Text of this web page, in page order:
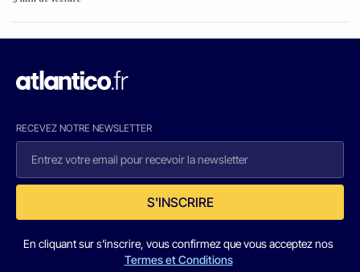
RECEVEZ NOTRE NEWSLETTER
S'INSCRIRE
En cliquant sur s'inscrire, vous confirmez que vous acceptez nos
Termes et Conditions